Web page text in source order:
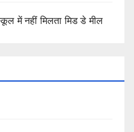
में नहीं मिलता मिड डे मील